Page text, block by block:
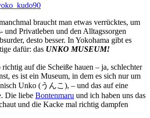
braucht man etwas verrücktes, um
und Privatleben und den Alltagssorgen
desto besser. In Yokohama gibt es
dafür: das UNKO MUSEUM!
auf die Scheiße hauen – ja, schlechter
es ist ein Museum, in dem es sich nur um
Unko (うんこ), – und das auf eine
Die liebe Bontenmaru und ich haben uns das
und die Kacke mal richtig dampfen